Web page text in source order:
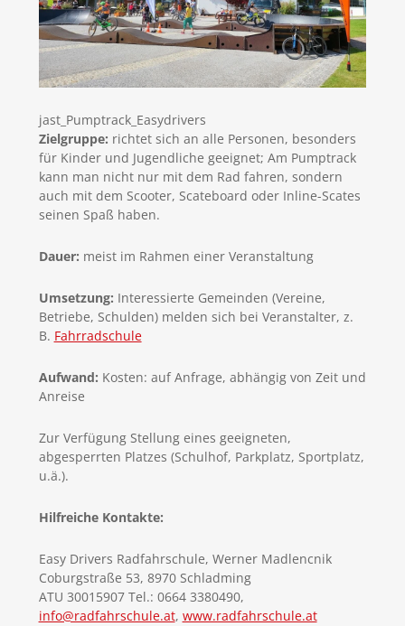
jast_Pumptrack_Easydrivers
Zielgruppe: richtet sich an alle Personen, besonders
für Kinder und Jugendliche geeignet; Am Pumptrack
kann man nicht nur mit dem Rad fahren, sondern
auch mit dem Scooter, Scateboard oder Inline-Scates
seinen Spaß haben.
Dauer: meist im Rahmen einer Veranstaltung
Umsetzung: Interessierte Gemeinden (Vereine,
Betriebe, Schulden) melden sich bei Veranstalter, z.
B. Fahrradschule
Aufwand: Kosten: auf Anfrage, abhängig von Zeit und
Anreise
Zur Verfügung Stellung eines geeigneten,
abgesperrten Platzes (Schulhof, Parkplatz, Sportplatz,
u.ä.).
Hilfreiche Kontakte:
Easy Drivers Radfahrschule, Werner Madlencnik
Coburgstraße 53, 8970 Schladming
ATU 30015907 Tel.: 0664 3380490,
info@radfahrschule.at, www.radfahrschule.at